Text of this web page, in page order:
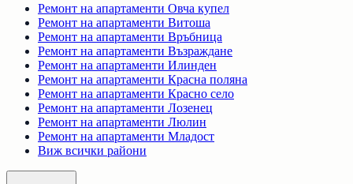
Ремонт на апартаменти Овча купел
Ремонт на апартаменти Витоша
Ремонт на апартаменти Връбница
Ремонт на апартаменти Възраждане
Ремонт на апартаменти Илинден
Ремонт на апартаменти Красна поляна
Ремонт на апартаменти Красно село
Ремонт на апартаменти Лозенец
Ремонт на апартаменти Люлин
Ремонт на апартаменти Младост
Виж всички райони